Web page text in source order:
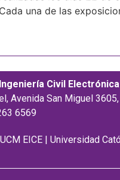
una de las
Civil Electrónica
Avenida San Miguel 3605,
6569
EICE | Universidad